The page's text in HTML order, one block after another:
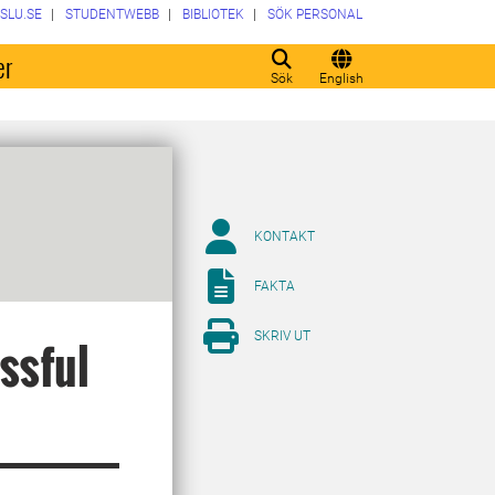
Sök English
SLU.SE STUDENTWEBB BIBLIOTEK SÖK PERSONAL
KONTAKT
FAKTA
SKRIV UT